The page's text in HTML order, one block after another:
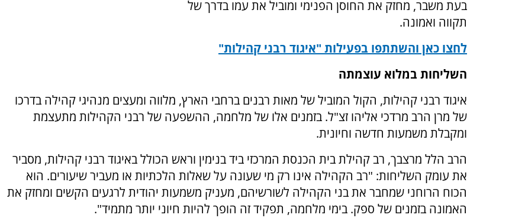
בעת משבר, מחזק את החוסן הפנימי ומוביל את עמו בדרך של
תקווה ואמונה.
לחצו כאן והשתתפו בפעילות "איגוד רבני קהילות"
השליחות במלוא עוצמתה
איגוד רבני קהילות, הקול המוביל של מאות רבנים ברחבי הארץ, מלווה ומעצים מנהיגי קהילה בדרכו
של מרן הרב מרדכי אליהו זצ"ל. בזמנים אלו של מלחמה, ההשפעה של רבני הקהילות מתעצמת
ומקבלת משמעות חדשה וחיונית.
הרב הלל מרצבך, רב קהילת בית הכנסת המרכזי ביד בנימין וראש הכולל באיגוד רבני קהילות, מסביר
את עומק השליחות: "רב הקהילה אינו רק מי שעונה על שאלות הלכתיות או מעביר שיעורים. הוא
הכוח הרוחני שמחבר את בני הקהילה לשורשיהם, מעניק משמעות יהודית לרגעים הקשים ומחזק את
האמונה בזמנים של ספק. בימי מלחמה, תפקיד זה הופך להיות חיוני יותר מתמיד".